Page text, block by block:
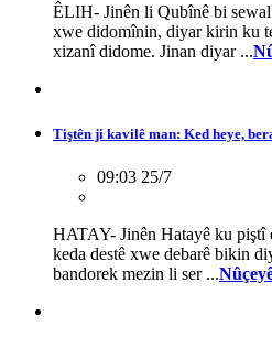
ÊLIH- Jinên li Qubînê bi
xwe didomînin, diyar kirin ku
xizanî didome. Jinan diyar ...
Tiştên ji kavilê man: Ked heye,
09:03 25/7
HATAY- Jinên Hatayê ku piştî
keda destê xwe debarê bikin
bandorek mezin li ser ...